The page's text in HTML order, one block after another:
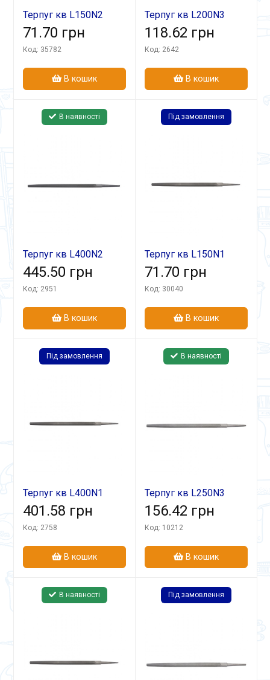
Терпуг кв L150N2
71.70 грн
Код: 35782
В кошик
Терпуг кв L200N3
118.62 грн
Код: 2642
В кошик
В наявності
Терпуг кв L400N2
445.50 грн
Код: 2951
В кошик
Під замовлення
Терпуг кв L150N1
71.70 грн
Код: 30040
В кошик
Під замовлення
Терпуг кв L400N1
401.58 грн
Код: 2758
В кошик
В наявності
Терпуг кв L250N3
156.42 грн
Код: 10212
В кошик
В наявності Під замовлення